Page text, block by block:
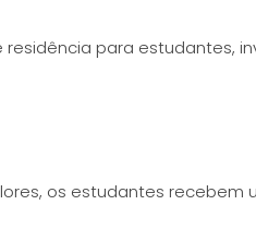
para estudantes,
os estudantes recebem